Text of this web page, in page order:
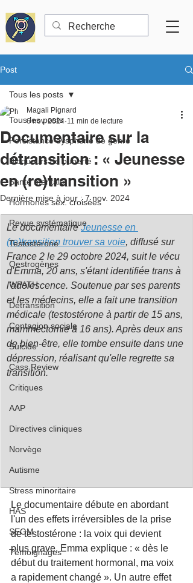
Post
Tous les posts
Persistance dysphorie de genre
Bloqueurs de puberté
Santé mentale
Hormones sex. croisées
Revue systématique
Testostérone
Oestrogènes
WPATH
Détransition
Contagion sociale
Suicide
Cass Review
Critiques
AAP
Directives cliniques
Norvège
Autisme
Stress minoritaire
HAS
SEGM
Témoignages
Tous les posts
Documentaire sur la
détransition : « Jeunesse
en (re)transition »
Magali Pignard
6 nov. 2024 11 min de lecture
Dernière mise à jour :7 nov. 2024
Le documentaire Jeunesse en
(re)transition trouver sa voie, diffusé sur
France 2 le 29 octobre 2024, suit le vécu
d'Emma, 20 ans, s'étant identifiée trans à
l'adolescence. Soutenue par ses parents
et les médecins, elle a fait une transition
médicale (testostérone à partir de 15 ans,
mammectomie à 16 ans). Après deux ans
de bien-être, elle tombe ensuite dans une
dépression, réalisant qu'elle regrette sa
transition.
Le documentaire débute en abordant
l'un des effets irréversibles de la prise
de testostérone : la voix qui devient
plus grave. Emma explique : « dès le
début du traitement hormonal, ma voix
a rapidement changé ». Un autre effet